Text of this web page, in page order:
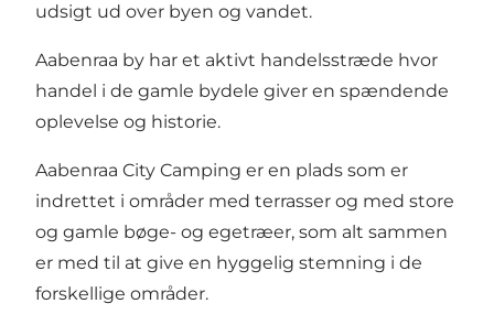
udsigt ud over byen og vandet.
Aabenraa by har et aktivt handelsstræde hvor
handel i de gamle bydele giver en spændende
oplevelse og historie.
Aabenraa City Camping er en plads som er
indrettet i områder med terrasser og med store
og gamle bøge- og egetræer, som alt sammen
er med til at give en hyggelig stemning i de
forskellige områder.